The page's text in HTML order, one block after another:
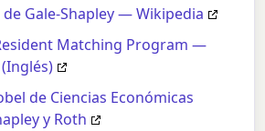
Gale-Shapley — Wikipedia
Matching Program —
de Ciencias Económicas
y Roth